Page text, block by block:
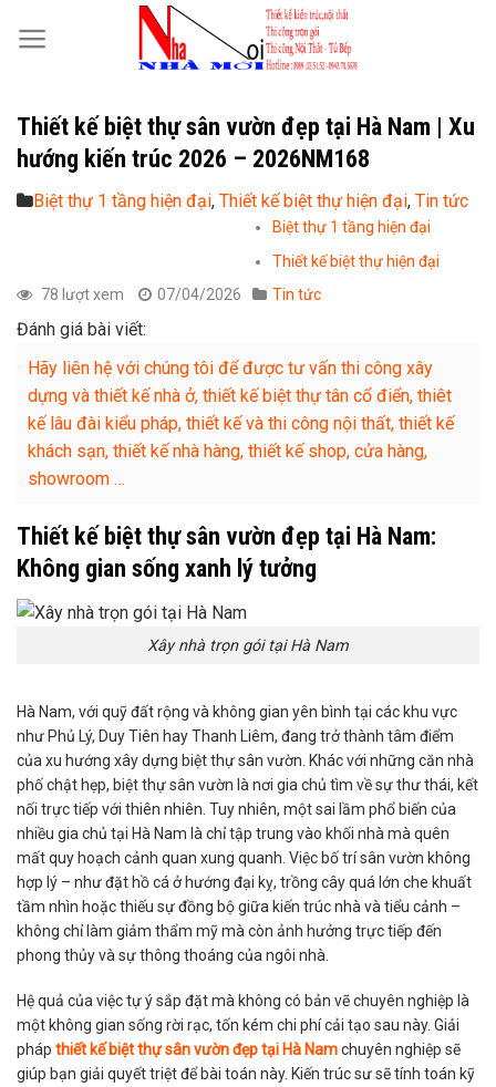
Thiết kế biệt thự sân vườn đẹp tại Hà Nam | Xu
hướng kiến trúc 2026 – 2026NM168
Biệt thự 1 tầng hiện đại, Thiết kế biệt thự hiện đại, Tin tức
78 lượt xem 07/04/2026
Biệt thự 1 tầng hiện đại
Thiết kế biệt thự hiện đại
Tin tức
Đánh giá bài viết:
Hãy liên hệ với chúng tôi để được tư vấn thi công xây
dựng và thiết kế nhà ở, thiết kế biệt thự tân cổ điển, thiêt
kế lâu đài kiểu pháp, thiết kế và thi công nội thất, thiết kế
khách sạn, thiết kế nhà hàng, thiết kế shop, cửa hàng,
showroom …
Thiết kế biệt thự sân vườn đẹp tại Hà Nam:
Không gian sống xanh lý tưởng
Xây nhà trọn gói tại Hà Nam
Hà Nam, với quỹ đất rộng và không gian yên bình tại các khu vực
như Phủ Lý, Duy Tiên hay Thanh Liêm, đang trở thành tâm điểm
của xu hướng xây dựng biệt thự sân vườn. Khác với những căn nhà
phố chật hẹp, biệt thự sân vườn là nơi gia chủ tìm về sự thư thái, kết
nối trực tiếp với thiên nhiên. Tuy nhiên, một sai lầm phổ biến của
nhiều gia chủ tại Hà Nam là chỉ tập trung vào khối nhà mà quên
mất quy hoạch cảnh quan xung quanh. Việc bố trí sân vườn không
hợp lý – như đặt hồ cá ở hướng đại kỵ, trồng cây quá lớn che khuất
tầm nhìn hoặc thiếu sự đồng bộ giữa kiến trúc nhà và tiểu cảnh –
không chỉ làm giảm thẩm mỹ mà còn ảnh hưởng trực tiếp đến
phong thủy và sự thông thoáng của ngôi nhà.
Hệ quả của việc tự ý sắp đặt mà không có bản vẽ chuyên nghiệp là
một không gian sống rời rạc, tốn kém chi phí cải tạo sau này. Giải
pháp thiết kế biệt thự sân vườn đẹp tại Hà Namchuyên nghiệp sẽ
giúp bạn giải quyết triệt để bài toán này. Kiến trúc sư sẽ tính toán kỹ